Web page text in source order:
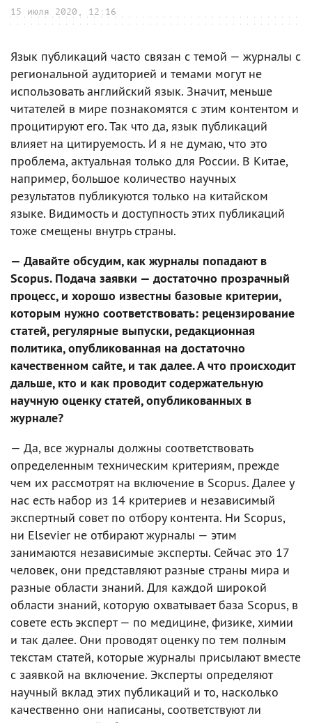
15 июля 2020, 12:16
Язык публикаций часто связан с темой — журналы с
региональной аудиторией и темами могут не
использовать английский язык. Значит, меньше
читателей в мире познакомятся с этим контентом и
процитируют его. Так что да, язык публикаций
влияет на цитируемость. И я не думаю, что это
проблема, актуальная только для России. В Китае,
например, большое количество научных
результатов публикуются только на китайском
языке. Видимость и доступность этих публикаций
тоже смещены внутрь страны.
— Давайте обсудим, как журналы попадают в
Scopus. Подача заявки — достаточно прозрачный
процесс, и хорошо известны базовые критерии,
которым нужно соответствовать: рецензирование
статей, регулярные выпуски, редакционная
политика, опубликованная на достаточно
качественном сайте, и так далее. А что происходит
дальше, кто и как проводит содержательную
научную оценку статей, опубликованных в
журнале?
— Да, все журналы должны соответствовать
определенным техническим критериям, прежде
чем их рассмотрят на включение в Scopus. Далее у
нас есть набор из 14 критериев и независимый
экспертный совет по отбору контента. Ни Scopus,
ни Elsevier не отбирают журналы — этим
занимаются независимые эксперты. Сейчас это 17
человек, они представляют разные страны мира и
разные области знаний. Для каждой широкой
области знаний, которую охватывает база Scopus, в
совете есть эксперт — по медицине, физике, химии
и так далее. Они проводят оценку по тем полным
текстам статей, которые журналы присылают вместе
с заявкой на включение. Эксперты определяют
научный вклад этих публикаций и то, насколько
качественно они написаны, соответствуют ли